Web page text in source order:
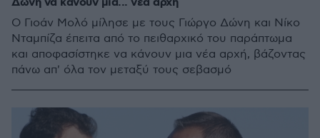
Ο Γιοάν Μολό μίλησε με τους Γιώργο Δώνη και Νίκο
Νταμπίζα έπειτα από το πειθαρχικό του παράπτωμα
και αποφασίστηκε να κάνουν μια νέα αρχή, βάζοντας
πάνω απ' όλα τον μεταξύ τους σεβασμό